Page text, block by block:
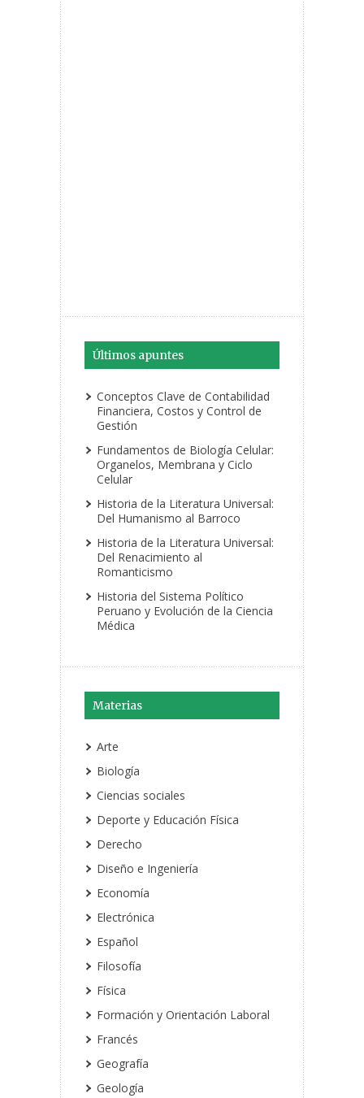
Últimos apuntes
Conceptos Clave de Contabilidad
Financiera, Costos y Control de
Gestión
Fundamentos de Biología Celular:
Organelos, Membrana y Ciclo
Celular
Historia de la Literatura Universal:
Del Humanismo al Barroco
Historia de la Literatura Universal:
Del Renacimiento al
Romanticismo
Historia del Sistema Político
Peruano y Evolución de la Ciencia
Médica
Materias
Arte
Biología
Ciencias sociales
Deporte y Educación Física
Derecho
Diseño e Ingeniería
Economía
Electrónica
Español
Filosofía
Física
Formación y Orientación Laboral
Francés
Geografía
Geología